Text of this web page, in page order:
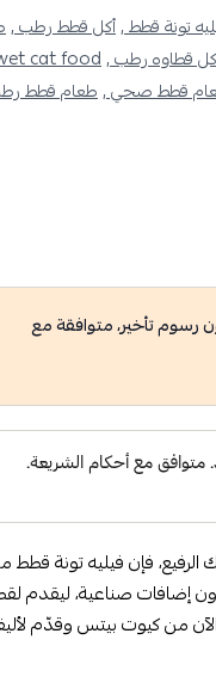
تونة قطط ,أكل قطط رطب ,
قطاوه رطب ,cat food ,
قطط صحي ,طعام قطط
رسوم تأخير، متوافقة مع
فإن فيليه تونة قطط
إضافات صناعية، ليقدم
من كيوت بيتس وقدّم